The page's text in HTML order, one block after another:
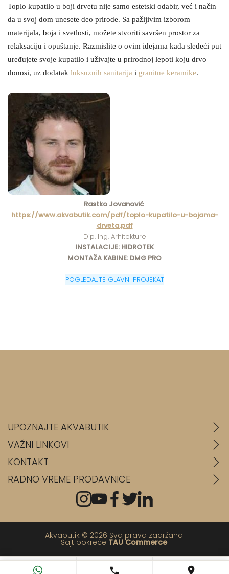
Toplo kupatilo u boji drvetu nije samo estetski odabir, već i način
da u svoj dom unesete deo prirode. Sa pažljivim izborom
materijala, boja i svetlosti, možete stvoriti savršen prostor za
relaksaciju i opuštanje. Razmislite o ovim idejama kada sledeći put
uređujete svoje kupatilo i uživajte u prirodnoj lepoti koju drvo
donosi, uz dodatak luksuznih sanitarija i granitne keramike.
Rastko Jovanović
https://www.akvabutik.com/pdf/toplo-kupatilo-u-bojama-
drveta.pdf
Dip. Ing. Arhitekture
INSTALACIJE: HIDROTEK
MONTAŽA KABINE: DMG PRO
​POGLEDAJTE GLAVNI PROJEKAT
UPOZNAJTE AKVABUTIK
VAŽNI LINKOVI
KONTAKT
RADNO VREME PRODAVNICE
Akvabutik © 2026 Sva prava zadržana.
Sajt pokreće TAU Commerce.
💬 📞 📍